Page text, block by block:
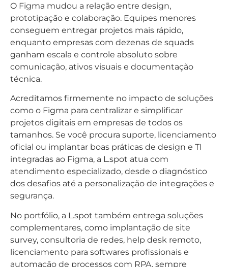
O Figma mudou a relação entre design,
prototipação e colaboração. Equipes menores
conseguem entregar projetos mais rápido,
enquanto empresas com dezenas de squads
ganham escala e controle absoluto sobre
comunicação, ativos visuais e documentação
técnica.
Acreditamos firmemente no impacto de soluções
como o Figma para centralizar e simplificar
projetos digitais em empresas de todos os
tamanhos. Se você procura suporte, licenciamento
oficial ou implantar boas práticas de design e TI
integradas ao Figma, a L.spot atua com
atendimento especializado, desde o diagnóstico
dos desafios até a personalização de integrações e
segurança.
No portfólio, a L.spot também entrega soluções
complementares, como implantação de site
survey, consultoria de redes, help desk remoto,
licenciamento para softwares profissionais e
automação de processos com RPA, sempre